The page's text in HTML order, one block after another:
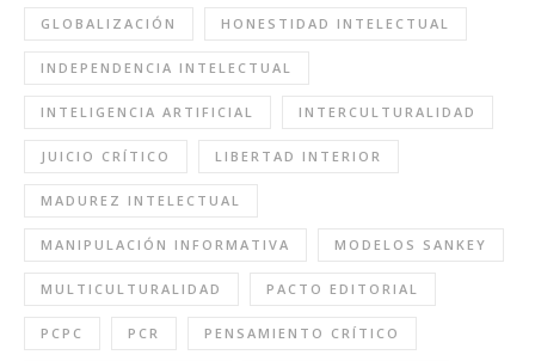
GLOBALIZACIÓN HONESTIDAD INTELECTUAL
INDEPENDENCIA INTELECTUAL
INTELIGENCIA ARTIFICIAL INTERCULTURALIDAD
JUICIO CRÍTICO LIBERTAD INTERIOR
MADUREZ INTELECTUAL
MANIPULACIÓN INFORMATIVA MODELOS SANKEY
MULTICULTURALIDAD PACTO EDITORIAL
PCPC PCR PENSAMIENTO CRÍTICO